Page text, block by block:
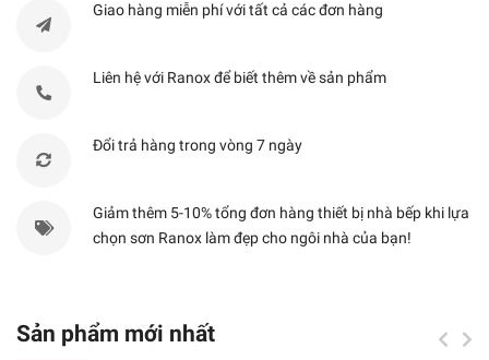
•
• Lồng giặt: Lồng ngang
• Số người sử dụng: Trên 7 người
• Tốc độ quay vắt tối đa: 1400 vòng/phút
• Chất liệu lồng giặt: Thép không gỉ
• Sản xuất tại: Trung Quốc
• Năm ra mắt: 2022
Giao hàng miễn phí với tất cả các đơn hàng
Liên hệ với Ranox để biết thêm về sản phẩm
Đổi trả hàng trong vòng 7 ngày
Giảm thêm 5-10% tổng đơn hàng thiết bị nhà bếp khi lựa
chọn sơn Ranox làm đẹp cho ngôi nhà của bạn!
Sản phẩm mới nhất